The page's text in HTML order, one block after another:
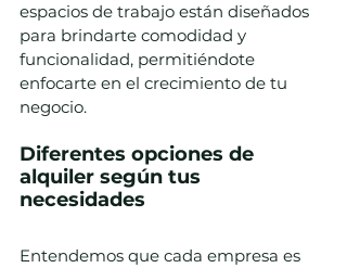
espacios de trabajo están diseñados
para brindarte comodidad y
funcionalidad, permitiéndote
enfocarte en el crecimiento de tu
negocio.
Diferentes opciones de
alquiler según tus
necesidades
Entendemos que cada empresa es